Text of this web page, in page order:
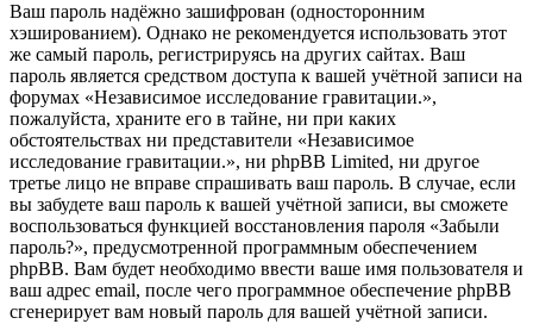
Ваш пароль надёжно зашифрован (односторонним
хэшированием). Однако не рекомендуется использовать этот
же самый пароль, регистрируясь на других сайтах. Ваш
пароль является средством доступа к вашей учётной записи на
форумах «Независимое исследование гравитации.»,
пожалуйста, храните его в тайне, ни при каких
обстоятельствах ни представители «Независимое
исследование гравитации.», ни phpBB Limited, ни другое
третье лицо не вправе спрашивать ваш пароль. В случае, если
вы забудете ваш пароль к вашей учётной записи, вы сможете
воспользоваться функцией восстановления пароля «Забыли
пароль?», предусмотренной программным обеспечением
phpBB. Вам будет необходимо ввести ваше имя пользователя и
ваш адрес email, после чего программное обеспечение phpBB
сгенерирует вам новый пароль для вашей учётной записи.